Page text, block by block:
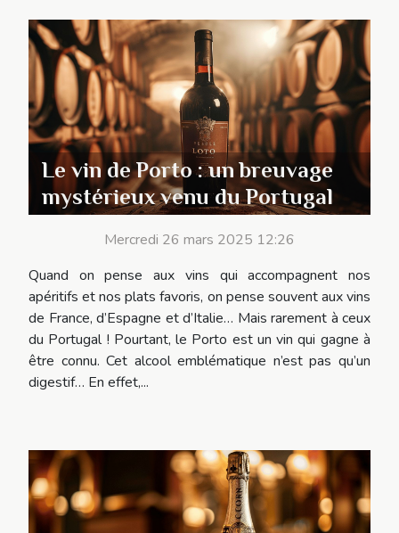
Le vin de Porto : un breuvage
mystérieux venu du Portugal
Mercredi 26 mars 2025 12:26
Quand on pense aux vins qui accompagnent nos
apéritifs et nos plats favoris, on pense souvent aux vins
de France, d’Espagne et d’Italie… Mais rarement à ceux
du Portugal ! Pourtant, le Porto est un vin qui gagne à
être connu. Cet alcool emblématique n’est pas qu’un
digestif… En effet,...